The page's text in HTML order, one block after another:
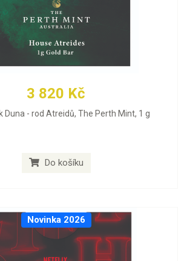
3 820 Kč
Duna - rod Atreidů, The Perth Mint, 1 g
Do košíku
Novinka 2026